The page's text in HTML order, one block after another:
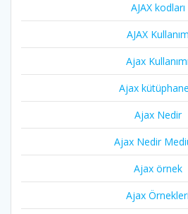
AJAX kodları
AJAX Kullanım
Ajax Kullanımı
Ajax
Ajax Nedir
Ajax Nedir
Ajax örnek
Ajax Örnekleri